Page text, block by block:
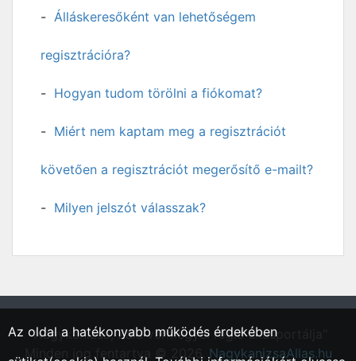
Álláskeresőként van lehetőségem
regisztrációra?
Hogyan tudom törölni a fiókomat?
Miért nem kaptam meg a regisztrációt
követően a regisztrációt megerősítő e-mailt?
Milyen jelszót válasszak?
"Nagykanizsa, Zala vármegyei régió állásportálja"
Minden jog fentartva © 2026.NagykanizsaAllas.hu
Az oldal a hatékonyabb működés érdekében